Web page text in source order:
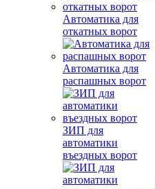
Автоматика для
откатных ворот
Автоматика для
распашных ворот
ЗИП для
автоматики
въездных ворот